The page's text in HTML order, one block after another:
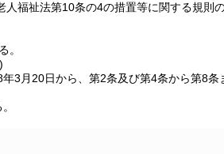
人福祉法第10条の4の措置等に関する規
。
3月20日から、第2条及び第4条から第8条